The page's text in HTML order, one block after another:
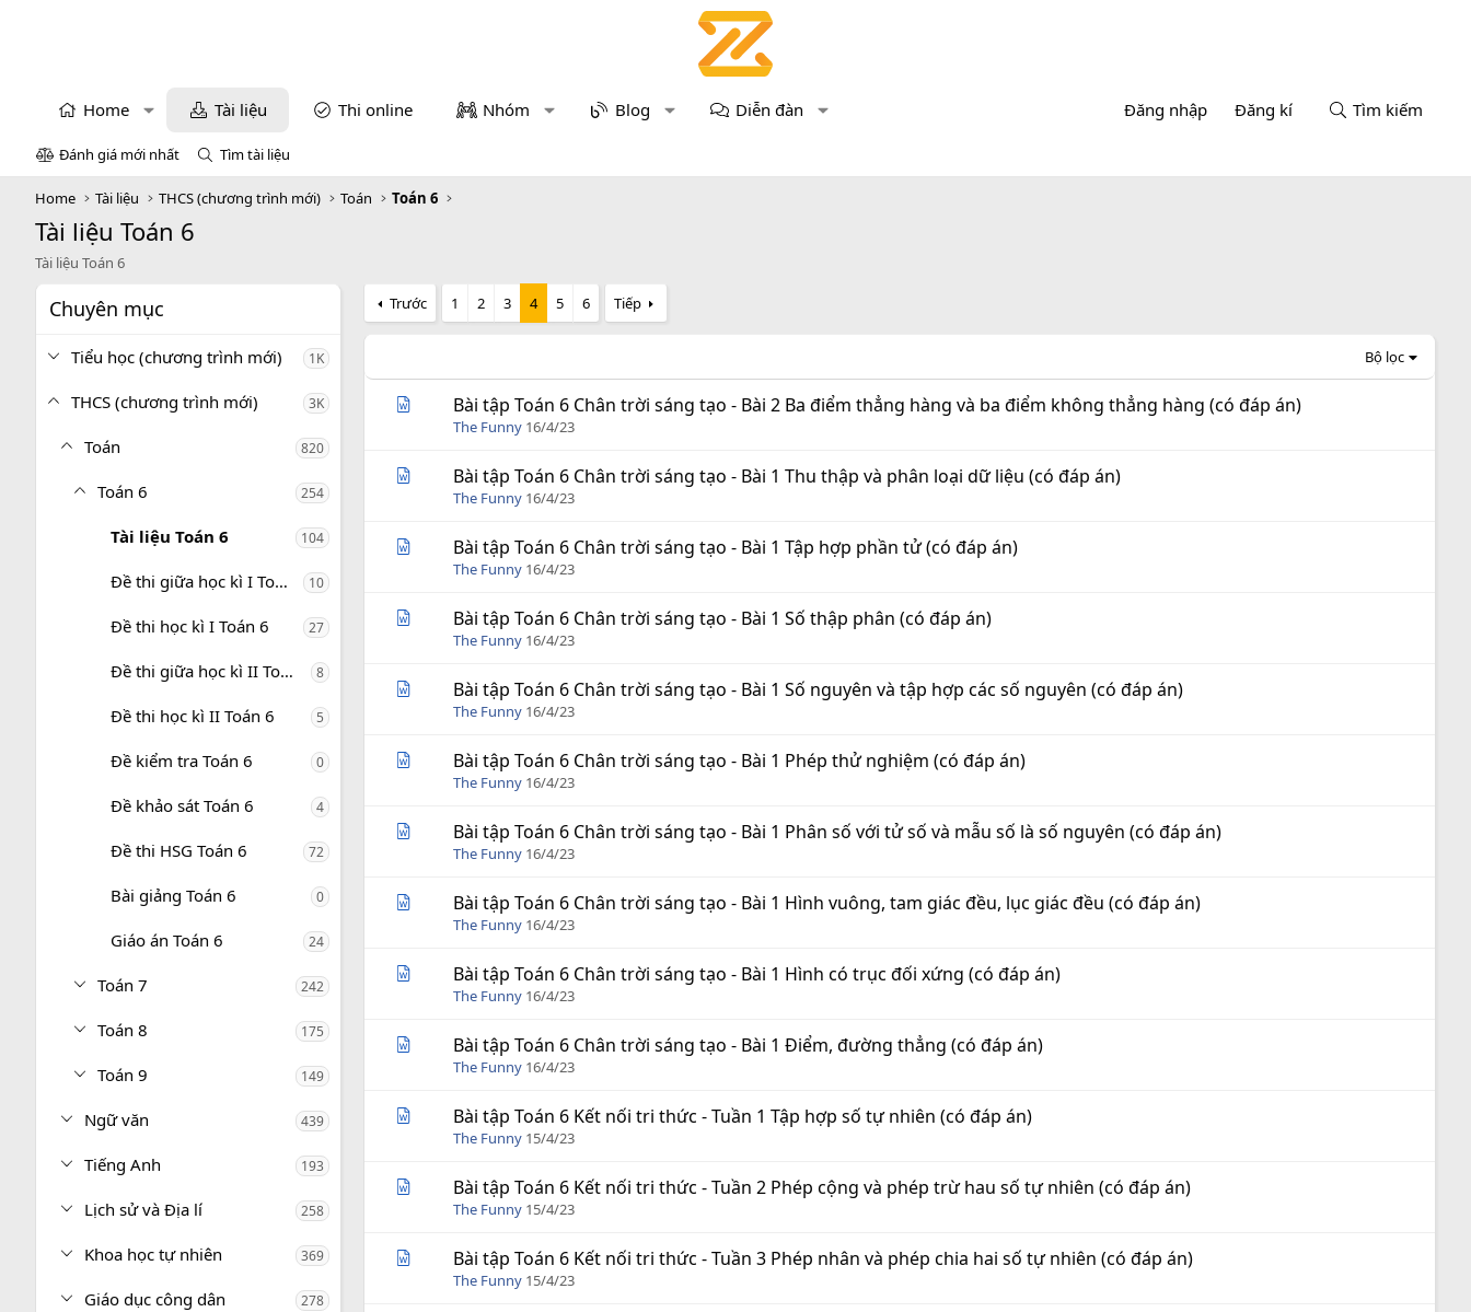
Home Tài liệu Thi online Nhóm Blog Diễn đàn Đăng nhập Đăng kí Tìm kiếm
Đánh giá mới nhất Tìm tài liệu
Home Tài liệu THCS (chương trình mới) Toán Toán 6
Tài liệu Toán 6
Tài liệu Toán 6
Chuyên mục
Tiểu học (chương trình mới) 1K
THCS (chương trình mới) 3K
Toán 820
Toán 6 254
Tài liệu Toán 6 104
Đề thi giữa học kì I Toán 6 10
Đề thi học kì I Toán 6 27
Đề thi giữa học kì II Toán 6 8
Đề thi học kì II Toán 6 5
Đề kiểm tra Toán 6 0
Đề khảo sát Toán 6 4
Đề thi HSG Toán 6 72
Bài giảng Toán 6 0
Giáo án Toán 6 24
Toán 7 242
Toán 8 175
Toán 9 149
Ngữ văn 439
Tiếng Anh 193
Lịch sử và Địa lí 258
Khoa học tự nhiên 369
Giáo dục công dân 278
Trước 1 2 3 4 5 6 Tiếp
Bộ lọc
Bài tập Toán 6 Chân trời sáng tạo - Bài 2 Ba điểm thẳng hàng và ba điểm không thẳng hàng (có đáp án)
The Funny 16/4/23
Bài tập Toán 6 Chân trời sáng tạo - Bài 1 Thu thập và phân loại dữ liệu (có đáp án)
The Funny 16/4/23
Bài tập Toán 6 Chân trời sáng tạo - Bài 1 Tập hợp phần tử (có đáp án)
The Funny 16/4/23
Bài tập Toán 6 Chân trời sáng tạo - Bài 1 Số thập phân (có đáp án)
The Funny 16/4/23
Bài tập Toán 6 Chân trời sáng tạo - Bài 1 Số nguyên và tập hợp các số nguyên (có đáp án)
The Funny 16/4/23
Bài tập Toán 6 Chân trời sáng tạo - Bài 1 Phép thử nghiệm (có đáp án)
The Funny 16/4/23
Bài tập Toán 6 Chân trời sáng tạo - Bài 1 Phân số với tử số và mẫu số là số nguyên (có đáp án)
The Funny 16/4/23
Bài tập Toán 6 Chân trời sáng tạo - Bài 1 Hình vuông, tam giác đều, lục giác đều (có đáp án)
The Funny 16/4/23
Bài tập Toán 6 Chân trời sáng tạo - Bài 1 Hình có trục đối xứng (có đáp án)
The Funny 16/4/23
Bài tập Toán 6 Chân trời sáng tạo - Bài 1 Điểm, đường thẳng (có đáp án)
The Funny 16/4/23
Bài tập Toán 6 Kết nối tri thức - Tuần 1 Tập hợp số tự nhiên (có đáp án)
The Funny 15/4/23
Bài tập Toán 6 Kết nối tri thức - Tuần 2 Phép cộng và phép trừ hau số tự nhiên (có đáp án)
The Funny 15/4/23
Bài tập Toán 6 Kết nối tri thức - Tuần 3 Phép nhân và phép chia hai số tự nhiên (có đáp án)
The Funny 15/4/23